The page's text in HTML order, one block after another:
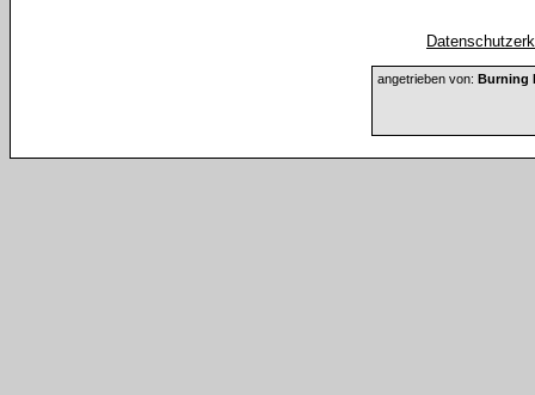
angetrieben von: Burning